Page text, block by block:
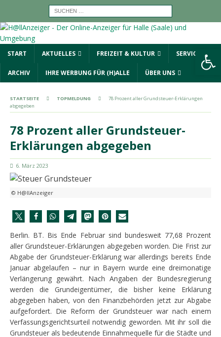
START AKTUELLES FREIZEIT & KULTUR SERVICE
ARCHIV IHRE WERBUNG FÜR (H)ALLE ÜBER UNS
STARTSEITE TOPMELDUNG
78 Prozent aller Grundsteuer-Erklärungen
abgegeben
78 Prozent aller Grundsteuer-
Erklärungen abgegeben
6. März 2023
© H@llAnzeiger
Berlin. BT. Bis Ende Februar sind bundesweit 77,68 Prozent
aller Grundsteuer-Erklärungen abgegeben worden. Die Frist zur
Abgabe der Grundsteuer-Erklärung war allerdings bereits Ende
Januar abgelaufen – nur in Bayern wurde eine dreimonatige
Verlängerung gewährt. Nach Angaben der Bundesregierung
werden die Grundeigentümer, die bisher keine Erklärung
abgegeben haben, von den Finanzbehörden jetzt zur Abgabe
aufgefordert. Die Reform der Grundsteuer war nach einem
Verfassungsgerichtsurteil notwendig geworden. Mit ihr soll die
Grundsteuer als bedeutende Einnahmequelle für die Städte und
Werkzeugleiste öffnen